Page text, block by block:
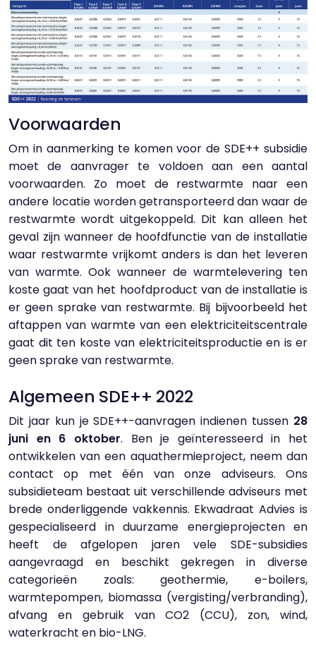
Voorwaarden
Om in aanmerking te komen voor de SDE++ subsidie
moet de aanvrager te voldoen aan een aantal
voorwaarden. Zo moet de restwarmte naar een
andere locatie worden getransporteerd dan waar de
restwarmte wordt uitgekoppeld. Dit kan alleen het
geval zijn wanneer de hoofdfunctie van de installatie
waar restwarmte vrijkomt anders is dan het leveren
van warmte. Ook wanneer de warmtelevering ten
koste gaat van het hoofdproduct van de installatie is
er geen sprake van restwarmte. Bij bijvoorbeeld het
aftappen van warmte van een elektriciteitscentrale
gaat dit ten koste van elektriciteitsproductie en is er
geen sprake van restwarmte.
Algemeen SDE++ 2022
Dit jaar kun je SDE++-aanvragen indienen tussen 28
juni en 6 oktober. Ben je geïnteresseerd in het
ontwikkelen van een aquathermieproject, neem dan
contact op met één van onze adviseurs. Ons
subsidieteam bestaat uit verschillende adviseurs met
brede onderliggende vakkennis. Ekwadraat Advies is
gespecialiseerd in duurzame energieprojecten en
heeft de afgelopen jaren vele SDE-subsidies
aangevraagd en beschikt gekregen in diverse
categorieën zoals: geothermie, e-boilers,
warmtepompen, biomassa (vergisting/verbranding),
afvang en gebruik van CO2 (CCU), zon, wind,
waterkracht en bio-LNG.